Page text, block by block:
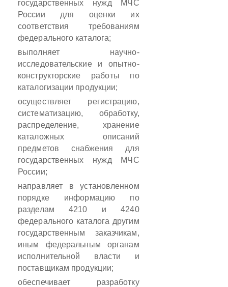
государственных нужд МЧС
России для оценки их
соответствия требованиям
федерального каталога;
выполняет научно-
исследовательские и опытно-
конструкторские работы по
каталогизации продукции;
осуществляет регистрацию,
систематизацию, обработку,
распределение, хранение
каталожных описаний
предметов снабжения для
государственных нужд МЧС
России;
направляет в установленном
порядке информацию по
разделам 4210 и 4240
федерального каталога другим
государственным заказчикам,
иным федеральным органам
исполнительной власти и
поставщикам продукции;
обеспечивает разработку